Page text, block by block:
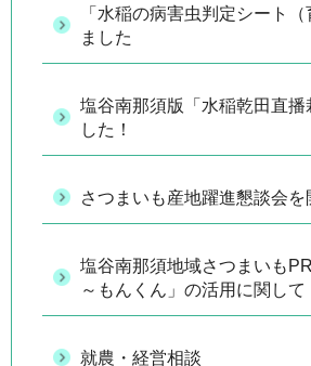
「水稲の病害虫判定シート
ました
塩谷南那須版「水稲乾田直播
した！
さつまいも産地躍進懇談会を
塩谷南那須地域さつまいも
～もんくん」の活用に関して
就農・経営相談